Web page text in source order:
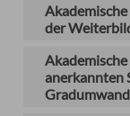
der
anerkannten